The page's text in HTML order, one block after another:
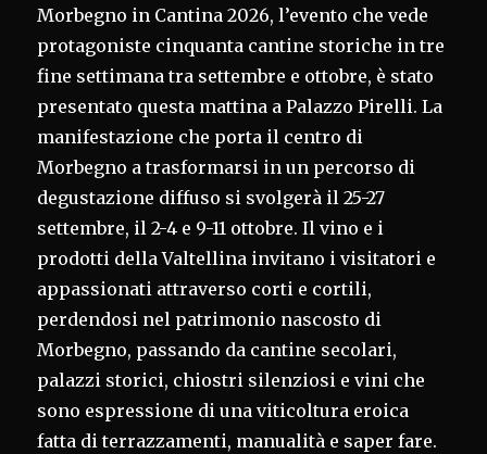
Morbegno in Cantina 2026, l’evento che vede
protagoniste cinquanta cantine storiche in tre
fine settimana tra settembre e ottobre, è stato
presentato questa mattina a Palazzo Pirelli. La
manifestazione che porta il centro di
Morbegno a trasformarsi in un percorso di
degustazione diffuso si svolgerà il 25-27
settembre, il 2-4 e 9-11 ottobre. Il vino e i
prodotti della Valtellina invitano i visitatori e
appassionati attraverso corti e cortili,
perdendosi nel patrimonio nascosto di
Morbegno, passando da cantine secolari,
palazzi storici, chiostri silenziosi e vini che
sono espressione di una viticoltura eroica
fatta di terrazzamenti, manualità e saper fare.